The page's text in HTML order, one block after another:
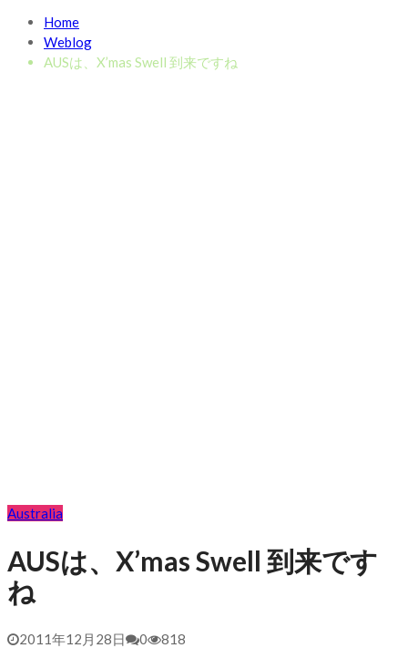
Home
Weblog
AUSは、X’mas Swell 到来ですね
Australia
AUSは、X’mas Swell 到来です
ね
2011年12月28日 0 818